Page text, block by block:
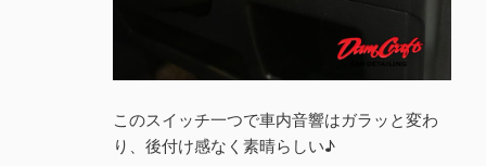
このスイッチ一つで車内音響はガラッと変わ
り、後付け感なく素晴らしい♪